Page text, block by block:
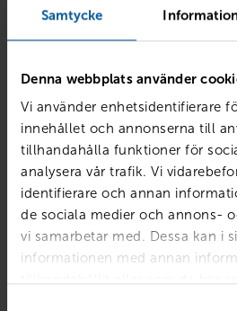
Samtycke
Denna webbplats använder
Vi använder enhetsidentifierare
innehållet och annonserna till
tillhandahålla funktioner för
analysera vår trafik. Vi
identifierare och annan
de sociala medier och annons-
vi samarbetar med. Dessa kan i
informationen med annan
tillhandahållit eller som de har
utomlands.
samarbete mellan skolan och
Rejmes in i bilden på flera av de
ett motorbranschcollege.